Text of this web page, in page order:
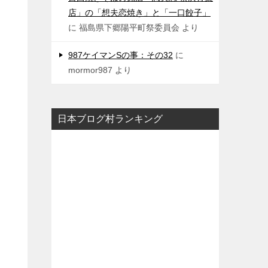
店」の「想夫恋焼き」と「一口餃子」
に 福島県下郷陽平町祭委員会 より
987ケイマンSの事：その32 に
mormor987 より
日本ブログ村ランキング